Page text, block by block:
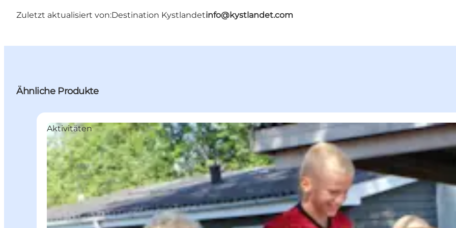
Zuletzt aktualisiert von:Destination Kystlandetinfo@kystlandet.com
Ähnliche Produkte
Aktivitäten